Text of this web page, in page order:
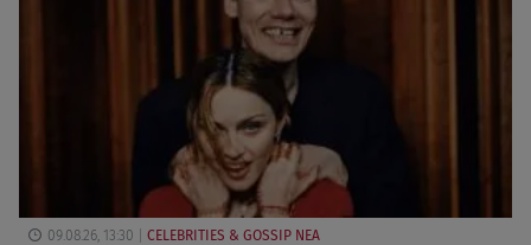
09.08.26, 13:30 CELEBRITIES & GOSSIP ΝΕΑ